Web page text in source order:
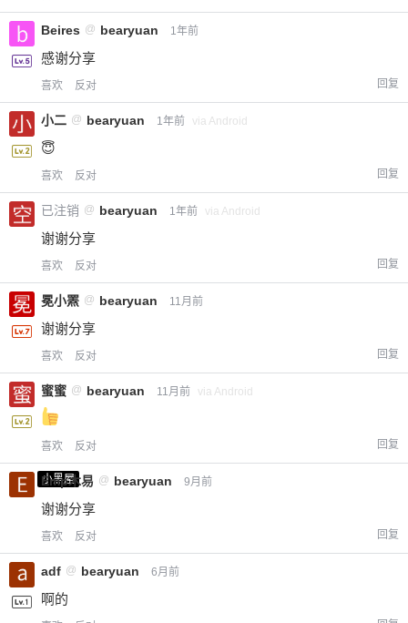
Beires @ bearyuan 1年前
感谢分享
喜欢 反对 回复
小二 @ bearyuan 1年前 via Android
😇
喜欢 反对 回复
已注销 @ bearyuan 1年前 via Android
谢谢分享
喜欢 反对 回复
冕小罴 @ bearyuan 11月前
谢谢分享
喜欢 反对 回复
蜜蜜 @ bearyuan 11月前 via Android
喜欢 反对 回复
小黑屋
Emp木易 @ bearyuan 9月前
谢谢分享
喜欢 反对 回复
adf @ bearyuan 6月前
啊的